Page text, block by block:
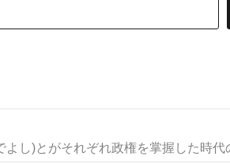
し)とがそれぞれ政権を掌握した時代